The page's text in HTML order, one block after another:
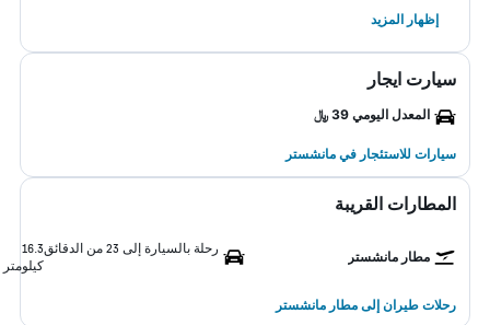
إظهار المزيد
سيارت ايجار
المعدل اليومي 39 ﷼
سيارات للاستئجار في مانشستر
المطارات القريبة
مطار مانشستر
رحلة بالسيارة إلى 23 من الدقائق
16.3
كيلومتر
رحلات طيران إلى مطار مانشستر